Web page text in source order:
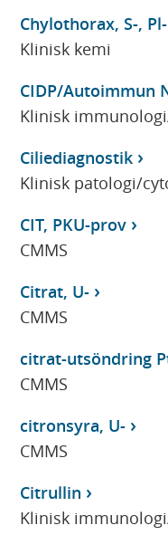
Chylothorax, S-, Pl-
Klinisk kemi
CIDP/Autoimmun
Klinisk
Ciliediagnostik
Klinisk patologi/
CIT, PKU-prov
CMMS
Citrat, U-
CMMS
citrat-utsöndring
CMMS
citronsyra, U-
CMMS
Citrullin
Klinisk